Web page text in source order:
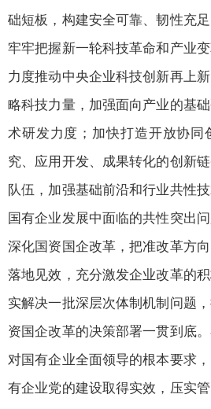
础短板，构建安全可靠、韧性充
牢牢把握新一轮科技革命和产业
力度推动中央企业科技创新再上
略科技力量，加强面向产业的基
术研发力度；加快打造开放协同
究、应用开发、成果转化的创新
队伍，加强基础前沿和行业共性
国有企业发展中面临的共性突出
深化国资国企改革，把准改革方
落地见效，充分激发企业改革的
实解决一批深层次体制机制问题
资国企改革的决策部署一贯到底
对国有企业全面领导的根本要求
有企业党的建设取得实效，压实